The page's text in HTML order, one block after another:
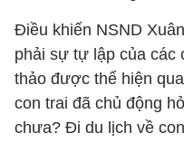
Điều khiến NSND
phải sự tự lập của các
thảo được thể hiện
con trai đã chủ động
chưa? Đi du lịch về